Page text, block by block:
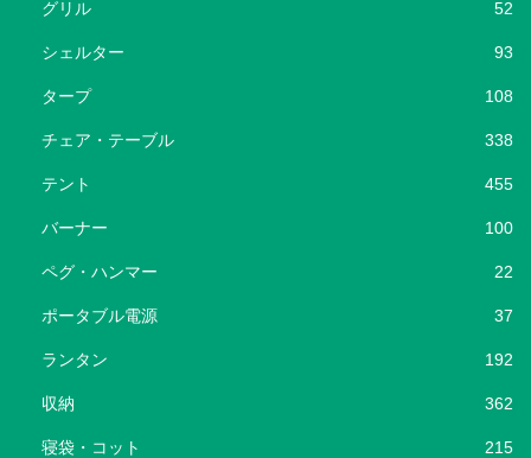
グリル 52
シェルター 93
タープ 108
チェア・テーブル 338
テント 455
バーナー 100
ペグ・ハンマー 22
ポータブル電源 37
ランタン 192
収納 362
寝袋・コット 215